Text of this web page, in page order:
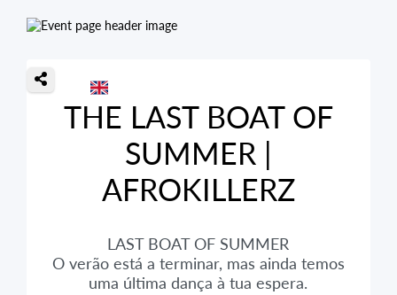
THE LAST BOAT OF
SUMMER |
AFROKILLERZ
LAST BOAT OF SUMMER
O verão está a terminar, mas ainda temos
uma última dança à tua espera.